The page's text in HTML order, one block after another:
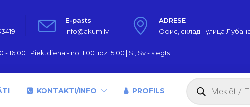
E-pasts
info@akum.lv
ADRESE
Офис, склад - улица
- 16:00 | Piektdiena - no 11:00 līdz 15:00 | S., Sv - slēgts
KONTAKTI/INFO PROFILS
Products
search